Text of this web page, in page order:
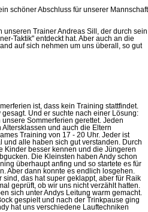
schöner Abschluss für unserer Mannschaft
unseren Trainer Andreas Sill, der durch sein
Taktik" entdeckt hat. Aber auch an die
auf sich nehmen um uns überall, so gut
ist, dass kein Training stattfindet.
Und er suchte nach einer Lösung:
Sommerferien gerettet. Jeden
und auch die Eltern
Training von 17 - 20 Uhr. Jeder ist
und alle haben sich gut verstanden. Durch
Kinder besser kennen und die Jüngeren
Die Kleinsten haben Andy schon
überhaupt anfing und so startete es für
Aber dann konnte es endlich losgehen.
das hat super geklappt, aber für Raik
geprüft, ob wir uns nicht verzählt hatten.
sich unter Andys Leitung warm gemacht.
gespielt und nach der Trinkpause ging
hat uns verschiedene Lauftechniken